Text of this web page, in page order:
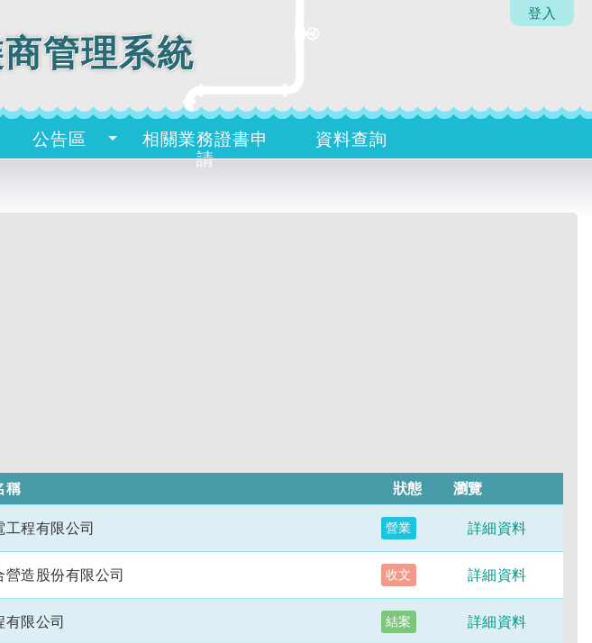
管理系統
登入
公告區
相關業務證書申
請
資料查詢
稱 狀態
瀏覽
工程有限公司 營業 詳細資料
營造股份有限公司 收文 詳細資料
有限公司 結案 詳細資料